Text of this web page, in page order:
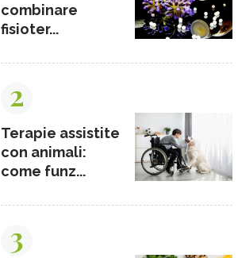
combinare
fisioter...
2
Terapie assistite
con animali:
come funz...
3